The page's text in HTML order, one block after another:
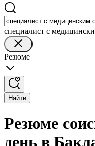
специалист с
Резюме
Найти
Резюме
день в